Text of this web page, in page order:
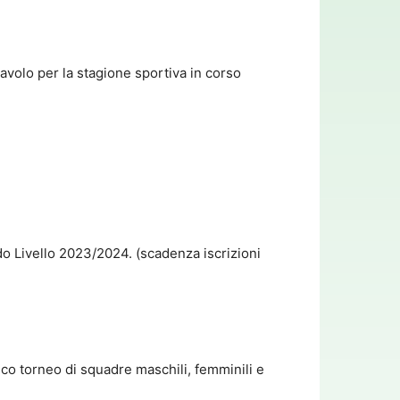
per la stagione sportiva in corso
Livello 2023/2024. (scadenza iscrizioni
torneo di squadre maschili, femminili e